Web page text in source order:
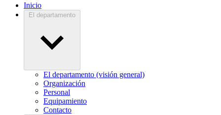
Inicio
El departamento
El departamento (visión general)
Organización
Personal
Equipamiento
Contacto